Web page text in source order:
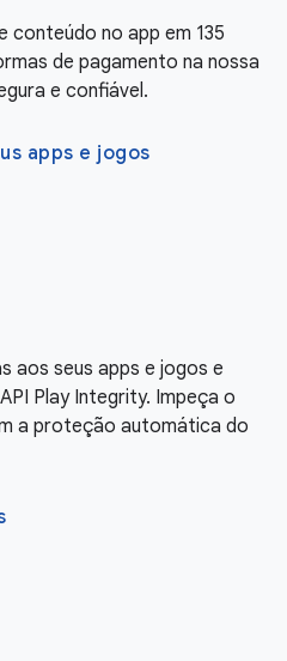
conteúdo no app em 135
de pagamento na nossa
e confiável.
apps e jogos
aos seus apps e jogos e
Play Integrity. Impeça o
a proteção automática do